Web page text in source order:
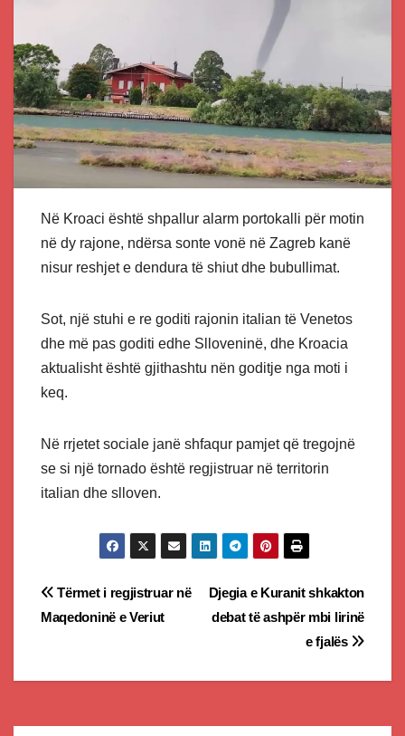
Në Kroaci është shpallur alarm portokalli për motin
në dy rajone, ndërsa sonte vonë në Zagreb kanë
nisur reshjet e dendura të shiut dhe bubullimat.
Sot, një stuhi e re goditi rajonin italian të Venetos
dhe më pas goditi edhe Slloveninë, dhe Kroacia
aktualisht është gjithashtu nën goditje nga moti i
keq.
Në rrjetet sociale janë shfaqur pamjet që tregojnë
se si një tornado është regjistruar në territorin
italian dhe slloven.
Post
navigation
Djegia e Kuranit shkakton
debat të ashpër mbi lirinë
e fjalës
Tërmet i regjistruar në
Maqedoninë e Veriut